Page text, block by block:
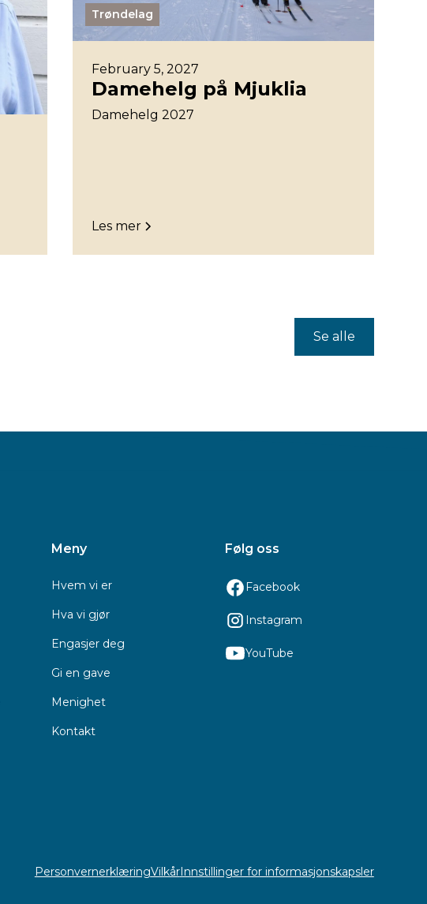
Trøndelag
February 5, 2027
Damehelg på Mjuklia
Damehelg 2027
Les mer
Se alle
Meny
Hvem vi er
Hva vi gjør
Engasjer deg
Gi en gave
Menighet
Kontakt
Følg oss
Facebook
Instagram
YouTube
PersonvernerklæringVilkårInnstillinger for informasjonskapsler